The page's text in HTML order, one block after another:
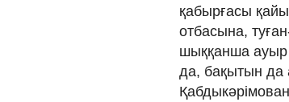
қабырғасы
отбасына,
шыққанша ауыр
да, бақытын да